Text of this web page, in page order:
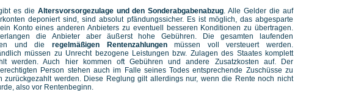
es die Altersvorsorgezulage und den Sonderabgabenabzug. Alle Gelder die auf
deponiert sind, sind absolut pfändungssicher. Es ist möglich, das abgesparte
Konto eines anderen Anbieters zu eventuell besseren Konditionen zu übertragen.
die Anbieter aber äußerst hohe Gebühren. Die gesamten laufenden
und die regelmäßigen Rentenzahlungenmüssen voll versteuert werden.
müssen zu Unrecht bezogene Leistungen bzw. Zulagen des Staates komplett
werden. Auch hier kommen oft Gebühren und andere Zusatzkosten auf. Der
Person stehen auch im Falle seines Todes entsprechende Zuschüsse zu
zurückgezahlt werden. Diese Reglung gilt allerdings nur, wenn die Rente noch nicht
also vor Rentenbeginn.